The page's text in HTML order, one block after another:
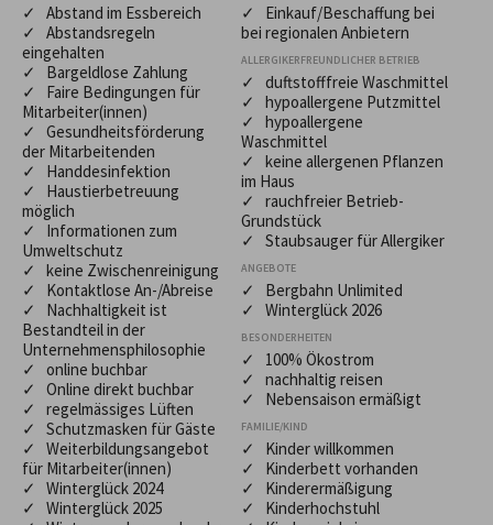
✓ Abstand im Essbereich
✓ Abstandsregeln
eingehalten
✓ Bargeldlose Zahlung
✓ Faire Bedingungen für
Mitarbeiter(innen)
✓ Gesundheitsförderung
der Mitarbeitenden
✓ Handdesinfektion
✓ Haustierbetreuung
möglich
✓ Informationen zum
Umweltschutz
✓ keine Zwischenreinigung
✓ Kontaktlose An-/Abreise
✓ Nachhaltigkeit ist
Bestandteil in der
Unternehmensphilosophie
✓ online buchbar
✓ Online direkt buchbar
✓ regelmässiges Lüften
✓ Schutzmasken für Gäste
✓ Weiterbildungsangebot
für Mitarbeiter(innen)
✓ Winterglück 2024
✓ Winterglück 2025
✓ Einkauf/Beschaffung bei
bei regionalen Anbietern
ALLERGIKERFREUNDLICHER BETRIEB
✓ duftstofffreie Waschmittel
✓ hypoallergene Putzmittel
✓ hypoallergene
Waschmittel
✓ keine allergenen Pflanzen
im Haus
✓ rauchfreier Betrieb-
Grundstück
✓ Staubsauger für Allergiker
ANGEBOTE
✓ Bergbahn Unlimited
✓ Winterglück 2026
BESONDERHEITEN
✓ 100% Ökostrom
✓ nachhaltig reisen
✓ Nebensaison ermäßigt
FAMILIE/KIND
✓ Kinder willkommen
✓ Kinderbett vorhanden
✓ Kinderermäßigung
✓ Kinderhochstuhl